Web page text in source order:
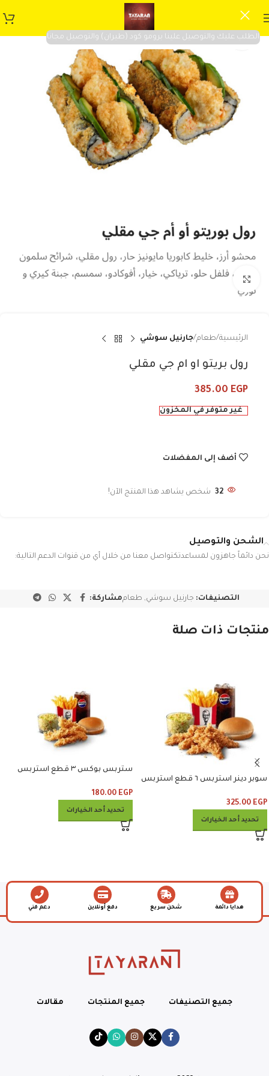
الطلب عليك والتوصيل علينا برومو كود (طيران) والتوصيل مجانا
Click to enlarge
الرئيسية طعام جارنيل سوشي
رول بريتو او ام جي مقلي
385.00 EGP
غير متوفر في المخزون
أضف إلى المفضلات
32 شخص يشاهد هذا المنتج الآن!
الشحن والتوصيل
نحن دائماً جاهزون لمساعدتكتواصل معنا من خلال أي من قنوات الدعم التالية:
التصنيفات: جارنيل سوشي, طعاممشاركة:
منتجات ذات صلة
سوبر دينر استربس ٦ قطع استربس
325.00 EGP
تحديد أحد الخيارات
ستربس بوكس ٣ قطع استربس
180.00 EGP
تحديد أحد الخيارات
هدايا دائمة شحن سريع دفع أونلاين دعم فني
جميع التصنيفات جميع المنتجات مقالات